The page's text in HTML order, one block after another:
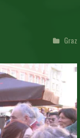
Graz